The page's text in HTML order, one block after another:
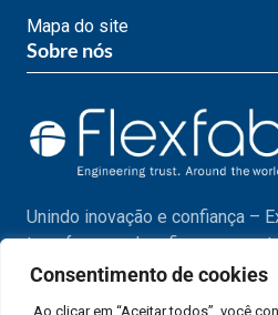
Consentimento de cookies
Ao clicar em “Aceitar todos”, você
Mapa do site
Sobre nós
Unindo inovação e confiança –
transformam desafios em
do seu projeto.